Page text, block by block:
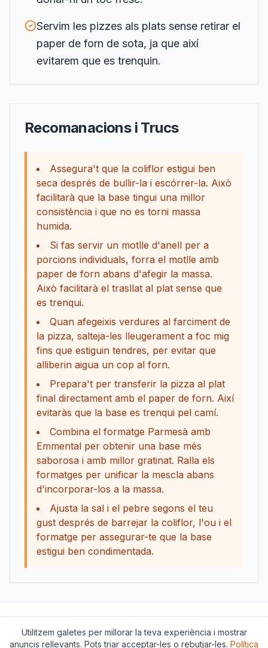
Servim les pizzes als plats sense retirar el
paper de forn de sota, ja que així
evitarem que es trenquin.
Recomanacions i Trucs
Assegura't que la coliflor estigui ben
seca després de bullir-la i escórrer-la. Això
facilitarà que la base tingui una millor
consistència i que no es torni massa
humida.
Si fas servir un motlle d'anell per a
porcions individuals, forra el motlle amb
paper de forn abans d'afegir la massa.
Això facilitarà el trasllat al plat sense que
es trenqui.
Quan afegeixis verdures al farciment de
la pizza, salteja-les lleugerament a foc mig
fins que estiguin tendres, per evitar que
alliberin aigua un cop al forn.
Prepara't per transferir la pizza al plat
final directament amb el paper de forn. Així
evitaràs que la base es trenqui pel camí.
Combina el formatge Parmesà amb
Emmental per obtenir una base més
saborosa i amb millor gratinat. Ralla els
formatges per unificar la mescla abans
d'incorporar-los a la massa.
Ajusta la sal i el pebre segons el teu
gust després de barrejar la coliflor, l'ou i el
formatge per assegurar-te que la base
estigui ben condimentada.
Sobre nosaltresContactePolítica de Privacitat
Utilitzem galetes per millorar la teva experiència i mostrar
anuncis rellevants. Pots triar acceptar-les o rebutjar-les. Política